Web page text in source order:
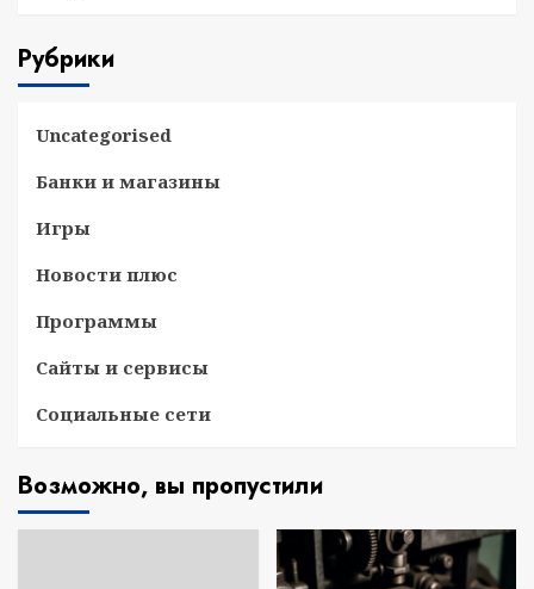
Рубрики
Uncategorised
Банки и магазины
Игры
Новости плюс
Программы
Сайты и сервисы
Социальные сети
Возможно, вы пропустили